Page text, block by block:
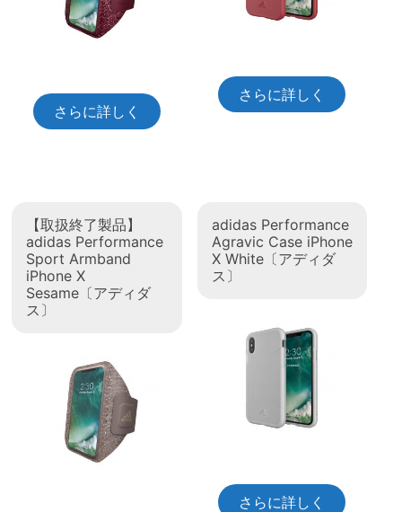
さらに詳しく
さらに詳しく
【取扱終了製品】
adidas Performance
Sport Armband
iPhone X
Sesame〔アディダ
ス〕
adidas Performance
Agravic Case iPhone
X White〔アディダ
ス〕
さらに詳しく